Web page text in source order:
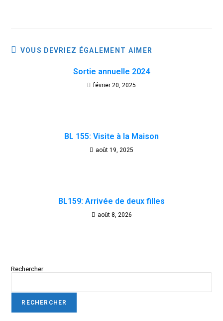
VOUS DEVRIEZ ÉGALEMENT AIMER
Sortie annuelle 2024
février 20, 2025
BL 155: Visite à la Maison
août 19, 2025
BL159: Arrivée de deux filles
août 8, 2026
Rechercher
RECHERCHER